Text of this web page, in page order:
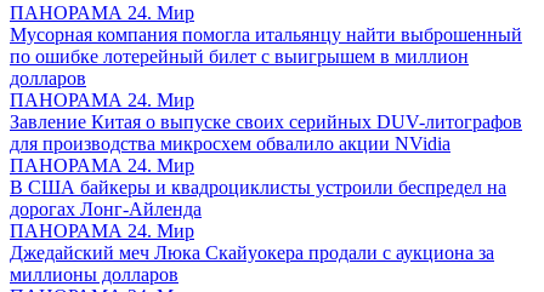
ПАНОРАМА 24. Мир
Мусорная компания помогла итальянцу найти выброшенный
по ошибке лотерейный билет с выигрышем в миллион
долларов
ПАНОРАМА 24. Мир
Завление Китая о выпуске своих серийных DUV-литографов
для производства микросхем обвалило акции NVidia
ПАНОРАМА 24. Мир
В США байкеры и квадроциклисты устроили беспредел на
дорогах Лонг-Айленда
ПАНОРАМА 24. Мир
Джедайский меч Люка Скайуокера продали с аукциона за
миллионы долларов